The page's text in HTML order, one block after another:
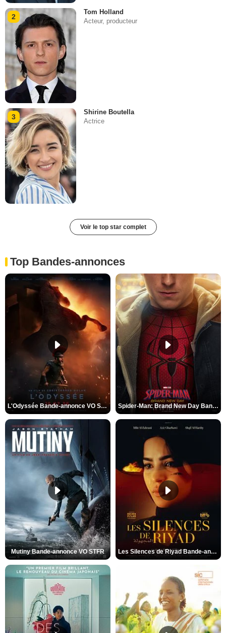
2
Tom Holland
Acteur, producteur
3
Shirine Boutella
Actrice
Voir le top star complet
Top Bandes-annonces
L'Odyssée Bande-annonce VO STFR Spider-Man: Brand New Day Bande-annonce VO STFR
Mutiny Bande-annonce VO STFR Les Silences de Riyad Bande-annonce VO STFR